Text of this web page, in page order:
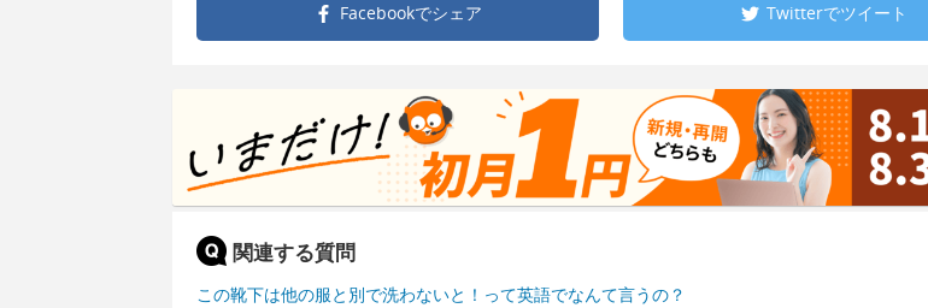
Facebookでシェア Twitterでツイート
関連する質問
この靴下は他の服と別で洗わないと！って英語でなんて言うの？